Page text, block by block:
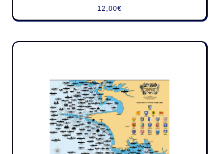
12,00€